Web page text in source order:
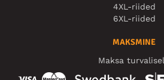
4XL-riided
6XL-riided
MAKSMINE
Maksa